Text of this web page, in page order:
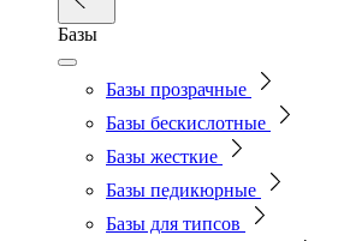
Базы
Базы прозрачные
Базы бескислотные
Базы жесткие
Базы педикюрные
Базы для типсов